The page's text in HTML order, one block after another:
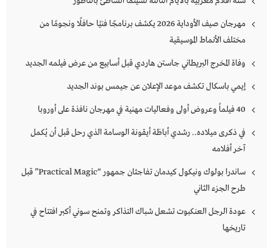
مهرجان صيف الأوداية 2026 يكشف برنامجًا فنيًا حافلًا ونجومًا من
مختلف الأنماط الموسيقية
وفاة المخرج البريطاني جاستن هاردي قبل أسابيع من عرض فيلمه الجديد
إيمي باسكال تكشف موعد الإعلان عن جيمس بوند الجديد
40 فيلماً وعروض أولى وفعاليات مهنية في مهرجان نافذة على أوروبا
في ذكرى ميلاده.. رشدي أباظة أيقونة الوسامة الذي رحل قبل أن يُكمل
آخر أفلامه
ساندرا بولوك ونيكول كيدمان تفاجئان جمهور “Practical Magic” قبل
طرح الجزء الثاني
عودة الرجل العنكبوت تشعل شباك التذاكر وتمنح سوني أكبر افتتاح في
تاريخها